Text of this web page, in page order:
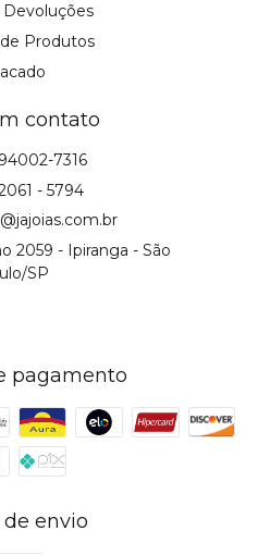
Devoluções
Produtos
contato
94002-7316
- 5794
2059 - Ipiranga - São
SP
pagamento
de envio